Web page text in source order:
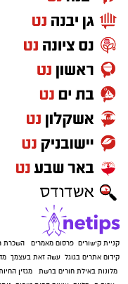
קניית קישורים פרסום מאמרים השכרת
קידום אתרים בגוגל עשה זאת בעצמך
מלונות באילת חורים ברשת מגזין